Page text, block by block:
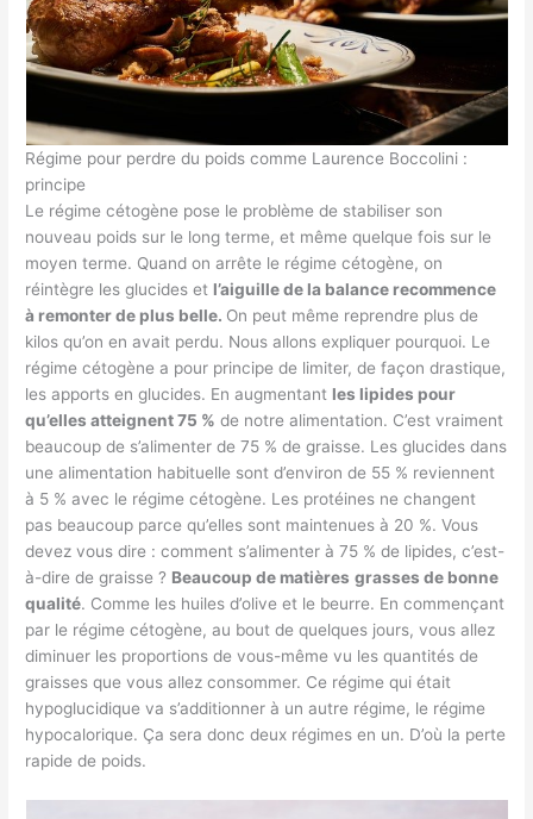
Régime pour perdre du poids comme Laurence Boccolini :
principe
Le régime cétogène pose le problème de stabiliser son
nouveau poids sur le long terme, et même quelque fois sur le
moyen terme. Quand on arrête le régime cétogène, on
réintègre les glucides et l’aiguille de la balance recommence
à remonter de plus belle. On peut même reprendre plus de
kilos qu’on en avait perdu. Nous allons expliquer pourquoi. Le
régime cétogène a pour principe de limiter, de façon drastique,
les apports en glucides. En augmentant les lipides pour
qu’elles atteignent 75 % de notre alimentation. C’est vraiment
beaucoup de s’alimenter de 75 % de graisse. Les glucides dans
une alimentation habituelle sont d’environ de 55 % reviennent
à 5 % avec le régime cétogène. Les protéines ne changent
pas beaucoup parce qu’elles sont maintenues à 20 %. Vous
devez vous dire : comment s’alimenter à 75 % de lipides, c’est-
à-dire de graisse ? Beaucoup de matières grasses de bonne
qualité. Comme les huiles d’olive et le beurre. En commençant
par le régime cétogène, au bout de quelques jours, vous allez
diminuer les proportions de vous-même vu les quantités de
graisses que vous allez consommer. Ce régime qui était
hypoglucidique va s’additionner à un autre régime, le régime
hypocalorique. Ça sera donc deux régimes en un. D’où la perte
rapide de poids.